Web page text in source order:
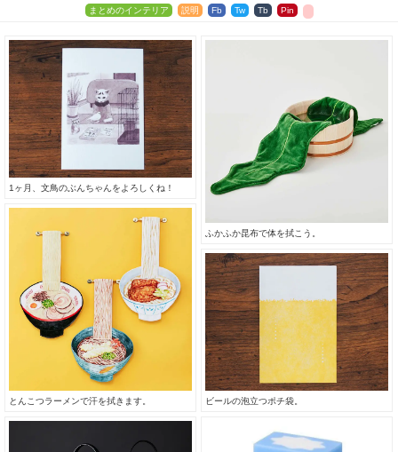
まとめのインテリア 説明 Fb Tw Tb Pin
1ヶ月、文鳥のぶんちゃんをよろしくね！
ふかふか昆布で体を拭こう。
とんこつラーメンで汗を拭きます。 ビールの泡立つポチ袋。